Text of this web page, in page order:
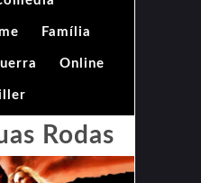
Família
Online
Rodas